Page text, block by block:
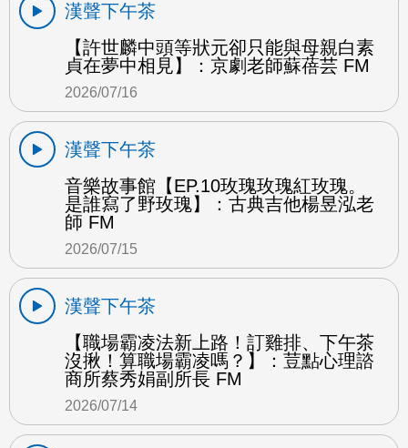
漢聲下午茶
【許世麟中頭等狀元卻只能與母親白素
貞在夢中相見】：京劇老師蘇蓓芸 FM
2026/07/16
漢聲下午茶
音樂故事館【EP.10玫瑰玫瑰紅玫瑰。
是誰寫了野玫瑰】：古典吉他楊昱泓老
師 FM
2026/07/15
漢聲下午茶
【職場霸凌法新上路！訂雞排、下午茶
沒揪！算職場霸凌嗎？】：荳點心理諮
商所蔡秀娟副所長 FM
2026/07/14